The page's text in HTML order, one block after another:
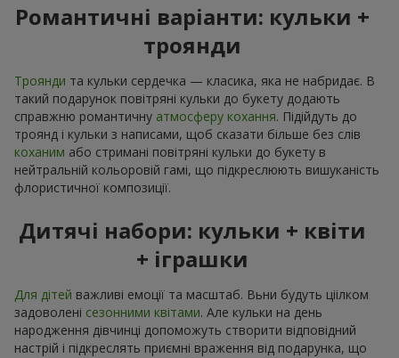
Романтичні варіанти: кульки +
троянди
Троянди та кульки сердечка — класика, яка не набридає. В
такий подарунок повітряні кульки до букету додають
справжню романтичну атмосферу кохання. Підійдуть до
троянд і кульки з написами, щоб сказати більше без слів
коханим або стримані повітряні кульки до букету в
нейтральній кольоровій гамі, що підкреслюють вишуканість
флористичної композиції.
Дитячі набори: кульки + квіти
+ іграшки
Для дітей важливі емоції та масштаб. Вьни будуть ціілком
задоволені сезонними квітами. Але кульки на день
народження дівчинці допоможуть створити відповідний
настрій і підкреслять приємні враження від подарунка, що